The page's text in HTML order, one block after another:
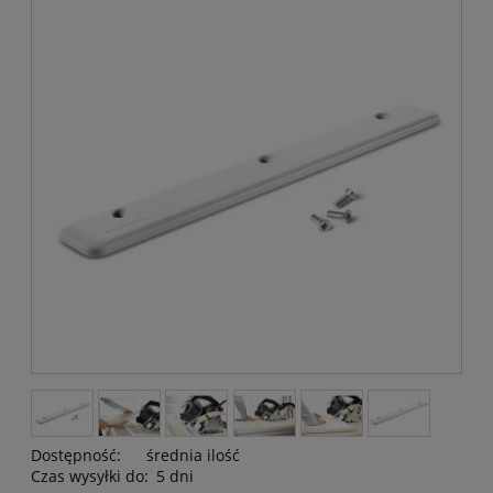
Dostępność:
średnia ilość
Czas wysyłki do: 5 dni